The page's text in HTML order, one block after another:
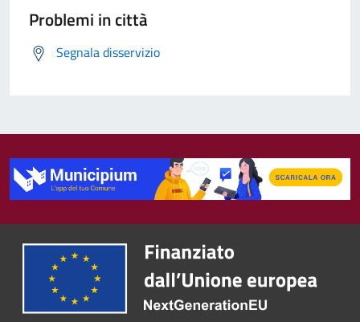
Problemi in città
Segnala disservizio